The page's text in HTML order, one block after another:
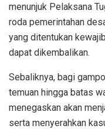
menunjuk Pelaksana
roda pemerintahan
yang ditentukan
dapat dikembalikan.
Sebaliknya, bagi
temuan hingga batas
menegaskan akan
serta menyerahkan